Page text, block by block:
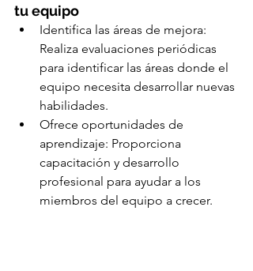
tu equipo
Identifica las áreas de mejora:
Realiza evaluaciones periódicas
para identificar las áreas donde el
equipo necesita desarrollar nuevas
habilidades.
Ofrece oportunidades de
aprendizaje: Proporciona
capacitación y desarrollo
profesional para ayudar a los
miembros del equipo a crecer.